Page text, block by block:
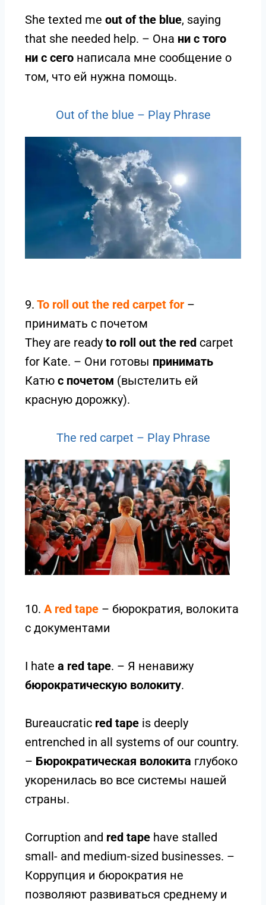
She texted me out of the blue, saying
that she needed help. – Она ни с того
ни с сего написала мне сообщение о
том, что ей нужна помощь.
Out of the blue – Play Phrase
9. To roll out the red carpet for –
принимать с почетом
They are ready to roll out the red carpet
for Kate. – Они готовы принимать
Катю с почетом (выстелить ей
красную дорожку).
The red carpet – Play Phrase
10. A red tape – бюрократия, волокита
c документами
I hate a red tape. – Я ненавижу
бюрократическую волокиту.
Bureaucratic red tape is deeply
entrenched in all systems of our country.
– Бюрократическая волокита глубоко
укоренилась во все системы нашей
страны.
Corruption and red tape have stalled
small- and medium-sized businesses. –
Коррупция и бюрократия не
позволяют развиваться среднему и